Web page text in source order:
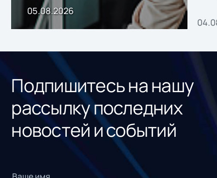
05.08.2026
Подпишитесь на нашу
рассылку последних
новостей и событий